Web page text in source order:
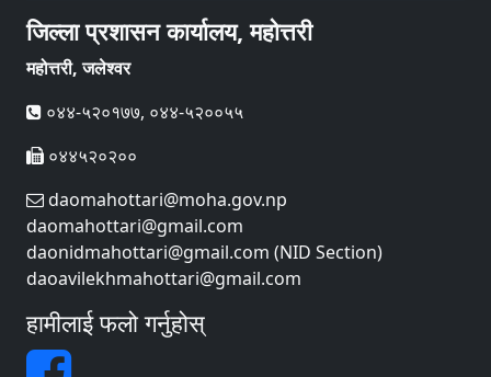
जिल्ला प्रशासन कार्यालय, महोत्तरी
महोत्तरी, जलेश्वर
०४४-५२०१७७, ०४४-५२००५५
०४४५२०२००
daomahottari@moha.gov.np
daomahottari@gmail.com
daonidmahottari@gmail.com (NID Section)
daoavilekhmahottari@gmail.com
हामीलाई फलो गर्नुहोस्